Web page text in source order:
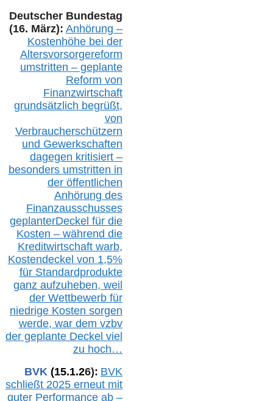
Deutscher Bundestag
(16. März): Anhörung –
Kostenhöhe bei der
Altersvorsorgereform
umstritten – geplante
Reform von
Finanzwirtschaft
grundsätzlich begrüßt,
von
Verbraucherschützern
und Gewerkschaften
dagegen kritisiert –
besonders umstritten in
der öffentlichen
Anhörung des
Finanzausschusses
geplanterDeckel für die
Kosten – während die
Kreditwirtschaft warb,
Kostendeckel von 1,5%
für Standardprodukte
ganz aufzuheben, weil
der Wettbewerb für
niedrige Kosten sorgen
werde, war dem vzbv
der geplante Deckel viel
zu hoch…
BVK (15.1.26): BVK
schließt 2025 erneut mit
guter Performance ab –